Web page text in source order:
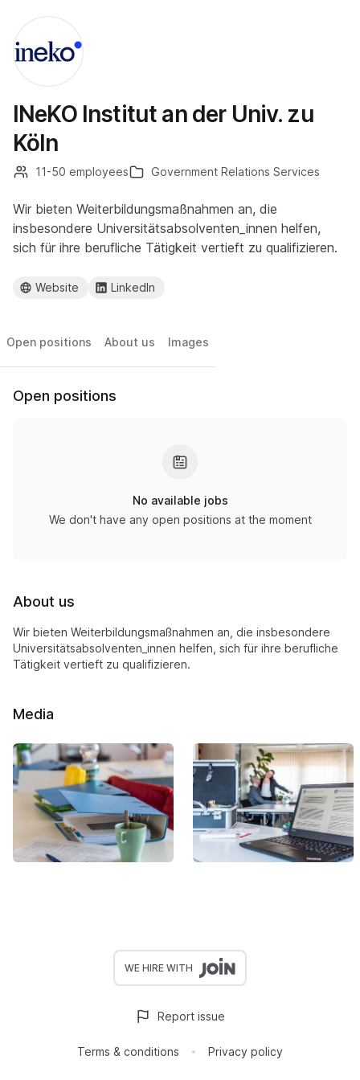
INeKO Institut an der Univ. zu
Köln
11-50 employees Government Relations Services
Wir bieten Weiterbildungsmaßnahmen an, die
insbesondere Universitätsabsolventen_innen helfen,
sich für ihre berufliche Tätigkeit vertieft zu qualifizieren.
Website LinkedIn
Open positions About us Images
Open positions
No available jobs
We don't have any open positions at the moment
About us
Wir bieten Weiterbildungsmaßnahmen an, die insbesondere
Universitätsabsolventen_innen helfen, sich für ihre berufliche
Tätigkeit vertieft zu qualifizieren.
Media
WE HIRE WITH
Terms & conditions Privacy policy
Report issue